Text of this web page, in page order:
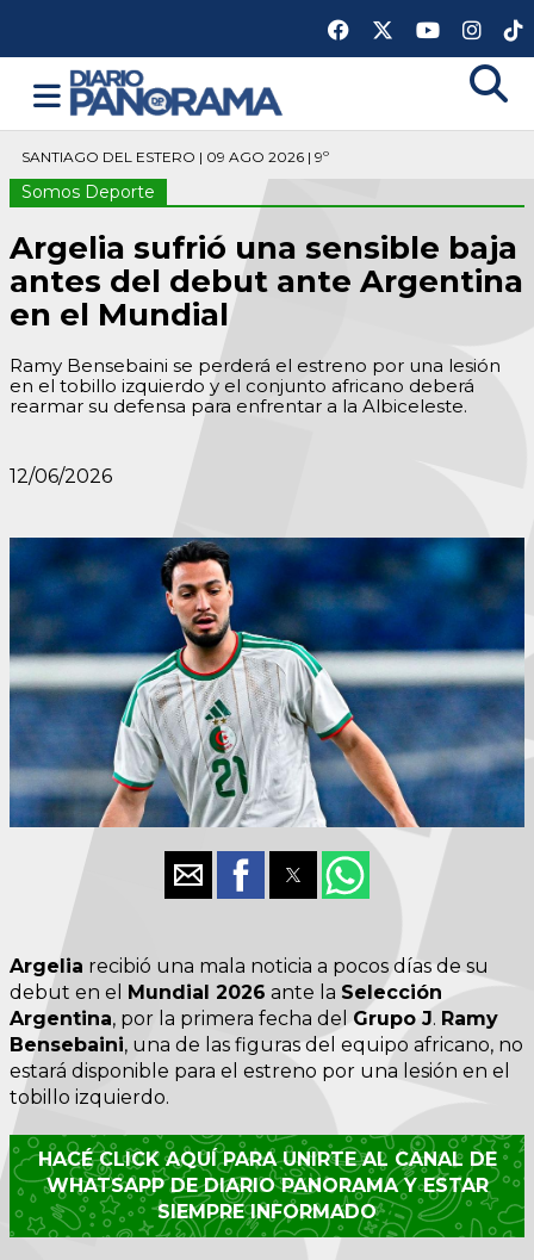
SANTIAGO DEL ESTERO | 09 AGO 2026 | 9º
Somos Deporte
Argelia sufrió una sensible baja
antes del debut ante Argentina
en el Mundial
Ramy Bensebaini se perderá el estreno por una lesión
en el tobillo izquierdo y el conjunto africano deberá
rearmar su defensa para enfrentar a la Albiceleste.
12/06/2026
Argelia recibió una mala noticia a pocos días de su
debut en el Mundial 2026 ante la Selección
Argentina, por la primera fecha del Grupo J. Ramy
Bensebaini, una de las figuras del equipo africano, no
estará disponible para el estreno por una lesión en el
tobillo izquierdo.
HACÉ CLICK AQUÍ PARA UNIRTE AL CANAL DE
WHATSAPP DE DIARIO PANORAMA Y ESTAR
SIEMPRE INFORMADO